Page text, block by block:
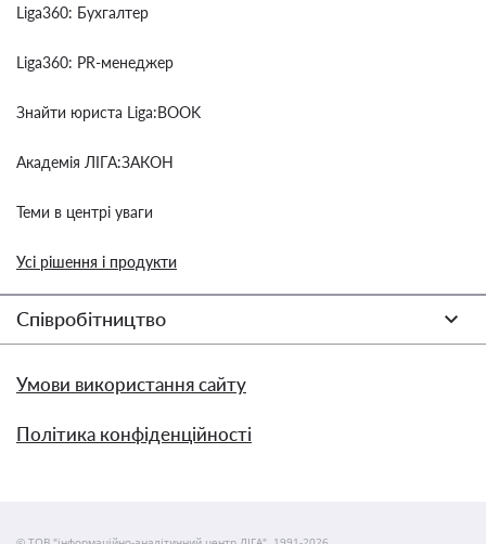
Liga360: Бухгалтер
Liga360: PR-менеджер
Знайти юриста Liga:BOOK
Академія ЛІГА:ЗАКОН
Теми в центрі уваги
Усі рішення і продукти
Співробітництво
Умови використання сайту
Політика конфіденційності